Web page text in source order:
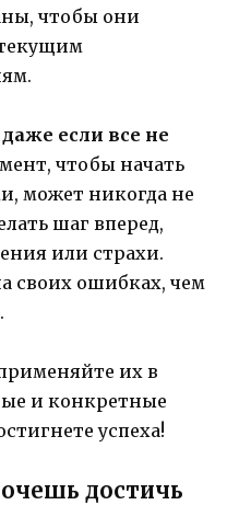
чтобы они
если все не
чтобы начать
может никогда не
шаг вперед,
или страхи.
своих ошибках, чем
их в
и конкретные
успеха!
достичь